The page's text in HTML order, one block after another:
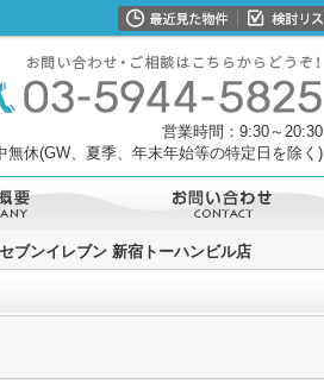
営業時間：9:30～20:30
無休(GW、夏季、年末年始等の特定日を除く)
セブンイレブン 新宿トーハンビル店